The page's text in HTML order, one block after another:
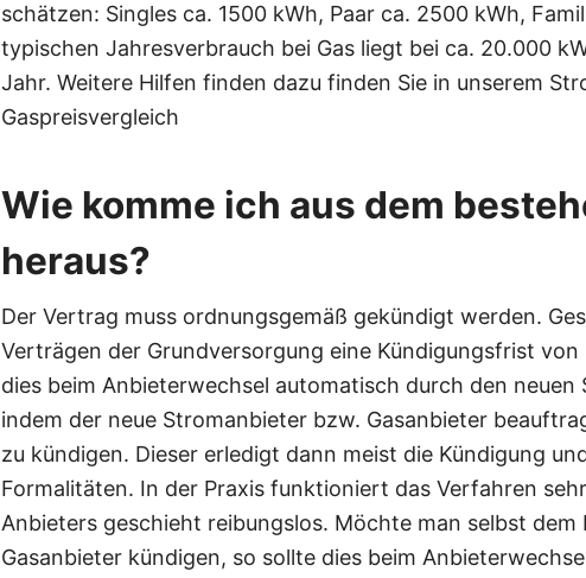
schätzen: Singles ca. 1500 kWh, Paar ca. 2500 kWh,
typischen Jahresverbrauch bei Gas liegt bei ca. 20.000
Jahr. Weitere Hilfen finden dazu finden Sie in unserem
Gaspreisvergleich
Wie komme ich aus dem
heraus?
Der Vertrag muss ordnungsgemäß gekündigt werden.
Verträgen der Grundversorgung eine Kündigungsfrist
dies beim Anbieterwechsel automatisch durch den
indem der neue Stromanbieter bzw. Gasanbieter
zu kündigen. Dieser erledigt dann meist die Kündigung
Formalitäten. In der Praxis funktioniert das Verfahren
Anbieters geschieht reibungslos. Möchte man selbst
Gasanbieter kündigen, so sollte dies beim